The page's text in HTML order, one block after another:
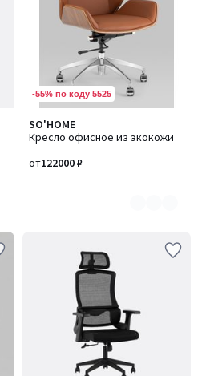
-55% по коду 5525
SO'HOME
Кресло офисное из экокожи
от122000 ₽
Количество
цветов: